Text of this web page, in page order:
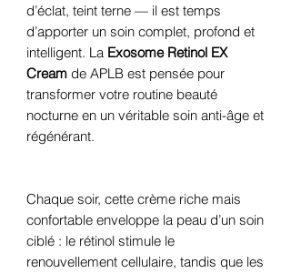
d’éclat, teint terne — il est temps
d’apporter un soin complet, profond et
intelligent. La Exosome Retinol EX
Cream de APLB est pensée pour
transformer votre routine beauté
nocturne en un véritable soin anti-âge et
régénérant.
Chaque soir, cette crème riche mais
confortable enveloppe la peau d’un soin
ciblé : le rétinol stimule le
renouvellement cellulaire, tandis que les